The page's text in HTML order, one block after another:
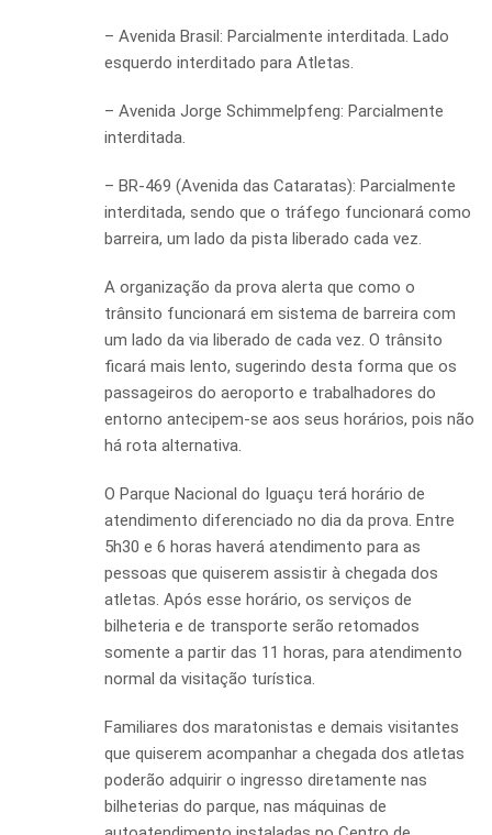
– Avenida Brasil: Parcialmente interditada. Lado
esquerdo interditado para Atletas.
– Avenida Jorge Schimmelpfeng: Parcialmente
interditada.
– BR-469 (Avenida das Cataratas): Parcialmente
interditada, sendo que o tráfego funcionará como
barreira, um lado da pista liberado cada vez.
A organização da prova alerta que como o
trânsito funcionará em sistema de barreira com
um lado da via liberado de cada vez. O trânsito
ficará mais lento, sugerindo desta forma que os
passageiros do aeroporto e trabalhadores do
entorno antecipem-se aos seus horários, pois não
há rota alternativa.
O Parque Nacional do Iguaçu terá horário de
atendimento diferenciado no dia da prova. Entre
5h30 e 6 horas haverá atendimento para as
pessoas que quiserem assistir à chegada dos
atletas. Após esse horário, os serviços de
bilheteria e de transporte serão retomados
somente a partir das 11 horas, para atendimento
normal da visitação turística.
Familiares dos maratonistas e demais visitantes
que quiserem acompanhar a chegada dos atletas
poderão adquirir o ingresso diretamente nas
bilheterias do parque, nas máquinas de